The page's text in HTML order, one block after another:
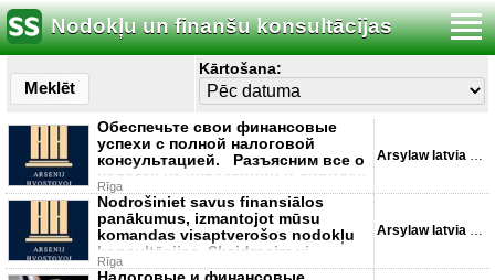
Nodokļu un finanšu konsultācijas
Meklēt
Kārtošana:
Обеспечьте свои финансовые
успехи с полной налоговой
консультацией. Разъясним все о
налогах на инвестиции и дивиден
Rīga
Arsylaw latvia SIA
Nodrošiniet savus finansiālos
panākumus, izmantojot mūsu
komandas visaptverošos nodokļu
konsultācijas. Skaidrosim vi
Rīga
Arsylaw latvia SIA